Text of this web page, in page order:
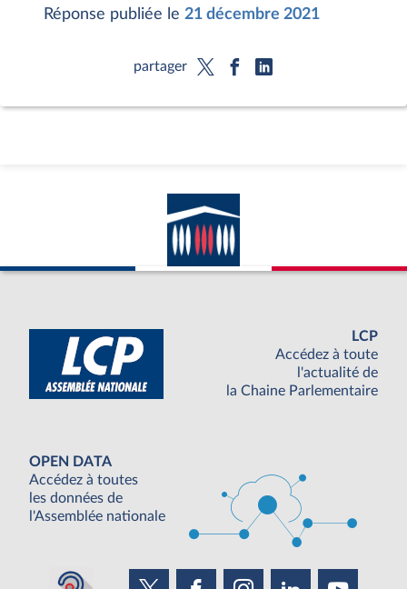
Réponse publiée le 21 décembre 2021
partager
LCP
Accédez à toute
l'actualité de
la Chaine Parlementaire
OPEN DATA
Accédez à toutes
les données de
l'Assemblée nationale